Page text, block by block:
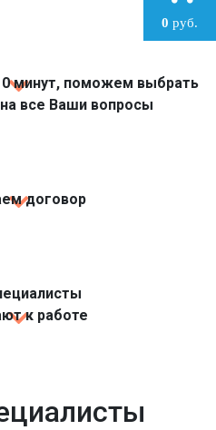
минут, поможем выбрать
все Ваши вопросы
договор
к работе
0 руб.